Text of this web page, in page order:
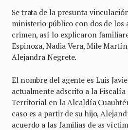
Se trata de la presunta
ministerio público con dos de los
crimen, así lo explicaron
Espinoza, Nadia Vera, Mile
Alejandra Negrete.
El nombre del agente es Luis
actualmente adscrito a la
Territorial en la Alcaldía
caso es a partir de su hijo,
acuerdo a las familias de as